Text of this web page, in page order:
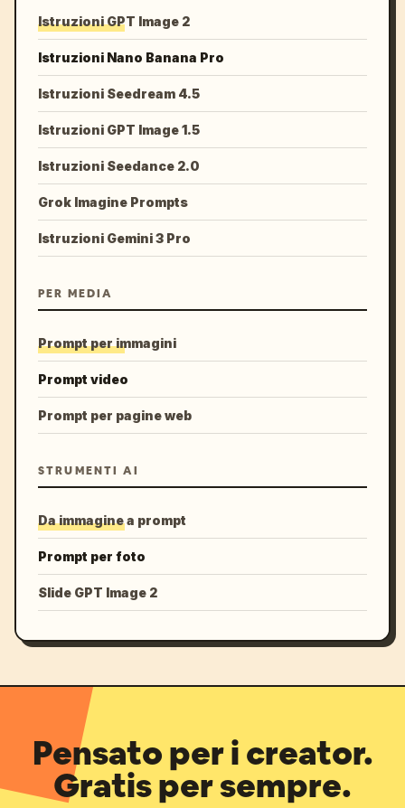
Istruzioni GPT Image 2
Istruzioni Nano Banana Pro
Istruzioni Seedream 4.5
Istruzioni GPT Image 1.5
Istruzioni Seedance 2.0
Grok Imagine Prompts
Istruzioni Gemini 3 Pro
PER MEDIA
Prompt per immagini
Prompt video
Prompt per pagine web
STRUMENTI AI
Da immagine a prompt
Prompt per foto
Slide GPT Image 2
Pensato per i creator.
Gratis per sempre.